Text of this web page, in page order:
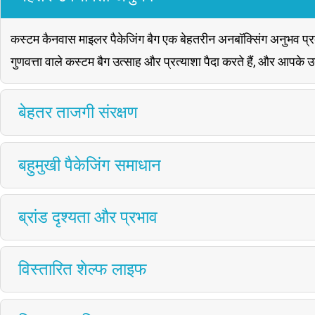
कस्टम कैनवास माइलर पैकेजिंग बैग एक बेहतरीन अनबॉक्सिंग अनुभव
गुणवत्ता वाले कस्टम बैग उत्साह और प्रत्याशा पैदा करते हैं, और आपके
बेहतर ताजगी संरक्षण
बहुमुखी पैकेजिंग समाधान
ब्रांड दृश्यता और प्रभाव
विस्तारित शेल्फ लाइफ